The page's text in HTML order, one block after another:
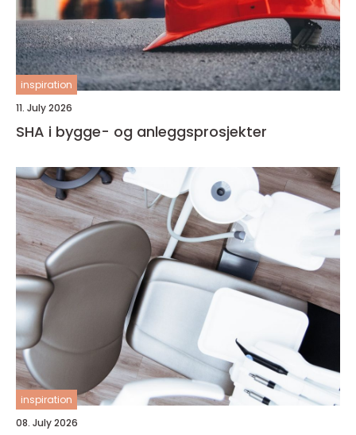
inspiration
11. July 2026
SHA i bygge- og anleggsprosjekter
inspiration
08. July 2026